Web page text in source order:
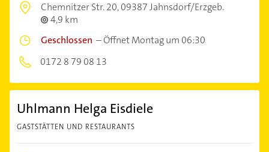
Chemnitzer Str. 20,09387 Jahnsdorf/Erzgeb.
4,9 km
Geschlossen –Öffnet Montag um 06:30
0172 8 79 08 13
Uhlmann Helga Eisdiele
GASTSTÄTTEN UND RESTAURANTS